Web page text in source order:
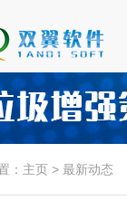
： 主页 > 最新动态